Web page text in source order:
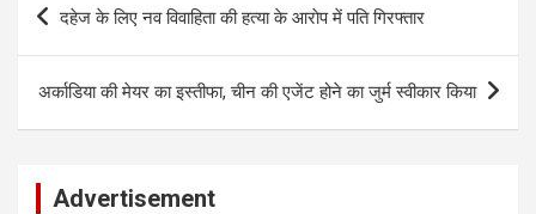
navigation
दहेज के लिए नव विवाहिता की हत्या के आराेप में पति गिरफ्तार
अर्काडिया की मेयर का इस्तीफा, चीन की एजेंट होने का जुर्म स्वीकार किया
Advertisement